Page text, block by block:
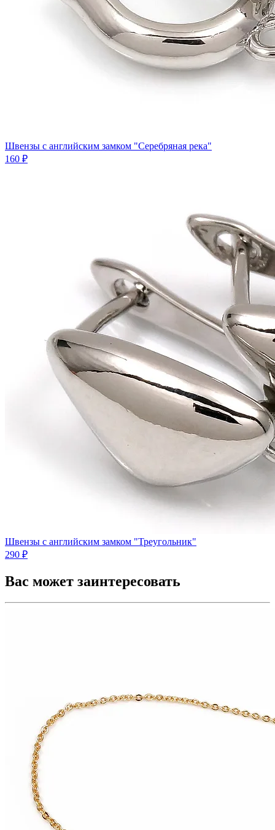
Швензы с английским замком "Серебряная река"
160 ₽
Швензы с английским замком "Треугольник"
290 ₽
Вас может заинтересовать